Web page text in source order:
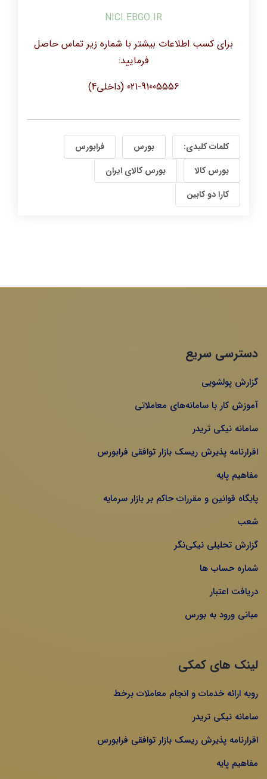
NICI.EBGO.IR
برای کسب اطلاعات بیشتر با شماره زیر تماس حاصل
فرمایید:
021-91005556 (داخلی4)
کلمات کلیدی: بورس
فرابورس
بورس کالا
بورس کالای ایران
کارا دو کابین
دسترسی سریع
گزارش پولشویی
آموزش کار با سامانه‌های معاملاتی
سامانه نیکی تریدر
اقرارنامه پذیرش ریسک بازار توافقی فرابورس
مفاهیم پایه
پایگاه قوانین و مقررات حاکم بر بازار سرمایه
شعب
گزارش تحلیلی نیکی‌نگر
شماره حساب ها
دریافت اعتبار
مبانی ورود به بورس
لینک های کمکی
رویه ارائه خدمات و انجام معاملات برخط
سامانه نیکی تریدر
اقرارنامه پذیرش ریسک بازار توافقی فرابورس
مفاهیم پایه